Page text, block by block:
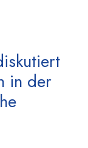
in der